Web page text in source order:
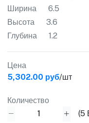
Ширина
6.5
Высота
3.6
Глубина
1.2
Цена
5,302.00 руб/шт
Количество
(5